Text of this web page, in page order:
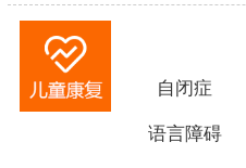
自闭症
语言障碍